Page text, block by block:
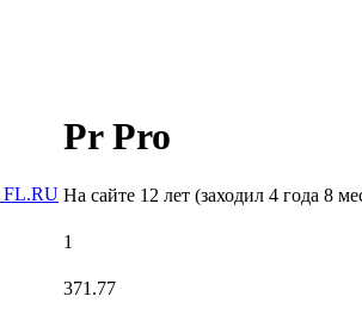
Pr Pro
На сайте 12 лет (заходил 4 года 8
1
371.77